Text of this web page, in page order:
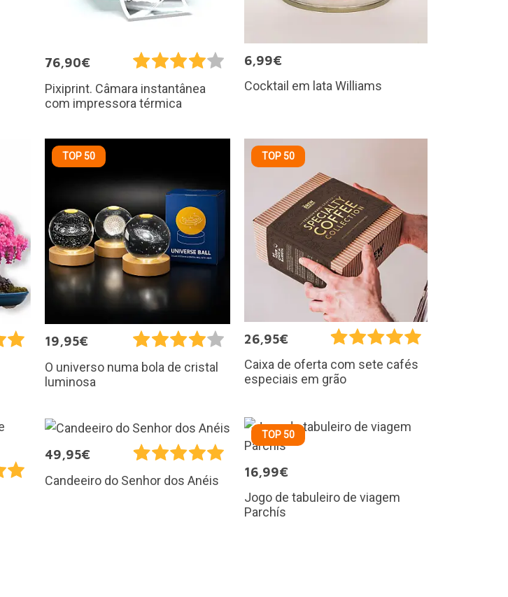
76,90€
Pixiprint. Câmara instantânea
com impressora térmica
6,99€
Cocktail em lata Williams
TOP 50
19,95€
O universo numa bola de cristal
luminosa
TOP 50
26,95€
Caixa de oferta com sete cafés
especiais em grão
49,95€
Candeeiro do Senhor dos Anéis
TOP 50
16,99€
Jogo de tabuleiro de viagem
Parchís